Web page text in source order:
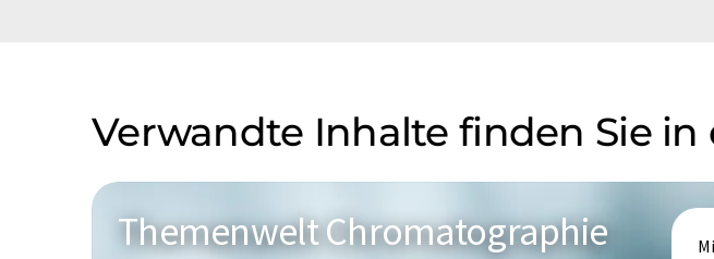
Verwandte Inhalte finden Sie
Themenwelt Chromatographie